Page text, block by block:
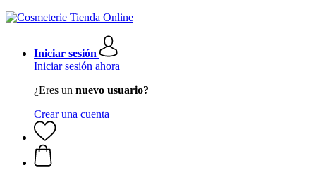
Iniciar sesión
Iniciar sesión ahora
¿Eres un nuevo usuario?
Crear una cuenta